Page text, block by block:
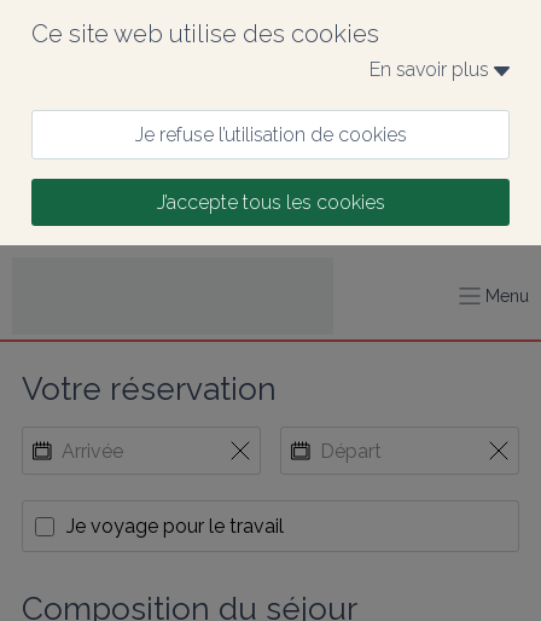
Ce site web utilise des cookies
En savoir plus
Je refuse l’utilisation de cookies
J’accepte tous les cookies
Menu
Votre réservation
Je voyage pour le travail
Composition du séjour